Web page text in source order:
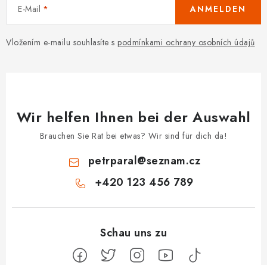
E-Mail
Vložením e-mailu souhlasíte s podmínkami ochrany osobních údajů
ANMELDEN
Wir helfen Ihnen bei der Auswahl
Brauchen Sie Rat bei etwas? Wir sind für dich da!
petrparal@seznam.cz
+420 123 456 789